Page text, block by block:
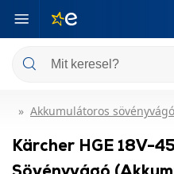
Akkumulátoros
Kärcher HGE 18V-
Sövényvágó